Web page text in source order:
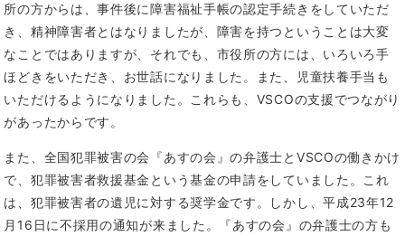
所の方からは、事件後に障害福祉手帳の認定手続きをしていただ
き、精神障害者とはなりましたが、障害を持つということは大変
なことではありますが、それでも、市役所の方には、いろいろ手
ほどきをいただき、お世話になりました。また、児童扶養手当も
いただけるようになりました。これらも、VSCOの支援でつながり
があったからです。
また、全国犯罪被害の会『あすの会』の弁護士とVSCOの働きかけ
で、犯罪被害者救援基金という基金の申請をしていました。これ
は、犯罪被害者の遺児に対する奨学金です。しかし、平成23年12
月16日に不採用の通知が来ました。『あすの会』の弁護士の方も